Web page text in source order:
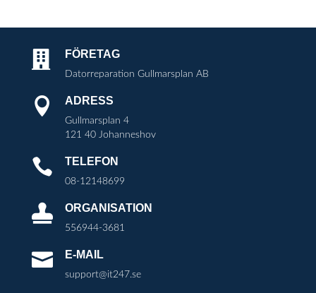
 FÖRETAG
Datorreparation Gullmarsplan AB
 ADRESS
Gullmarsplan 4
121 40 Johanneshov
 TELEFON
08-12148699
 ORGANISATION
556944-3681
 E-MAIL
support@it247.se